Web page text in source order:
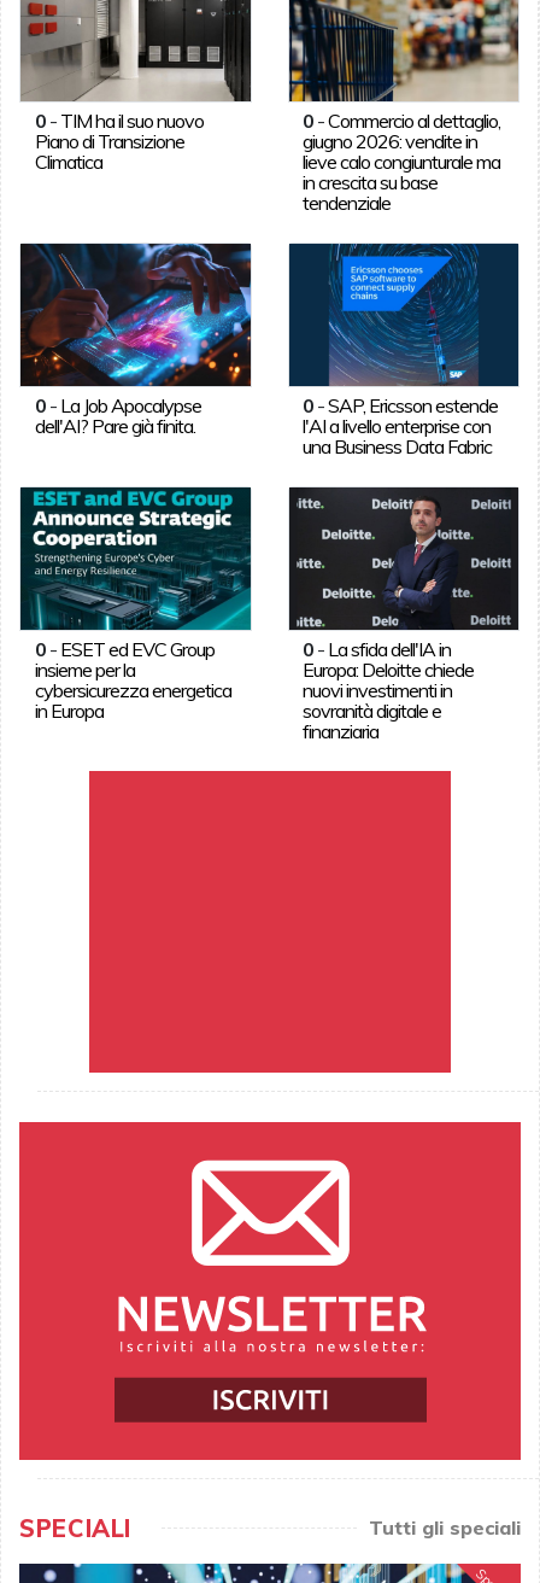
0- TIM ha il suo nuovo
Piano di Transizione
Climatica
0 -Commercio al dettaglio,
giugno 2026: vendite in
lieve calo congiunturale ma
in crescita su base
tendenziale
0- La Job Apocalypse
dell'AI? Pare già finita.
0 -SAP, Ericsson estende
l'AI a livello enterprise con
una Business Data Fabric
0- ESET ed EVC Group
insieme per la
cybersicurezza energetica
in Europa
0 - La sfida dell'IA in
Europa: Deloitte chiede
nuovi investimenti in
sovranità digitale e
finanziaria
SPECIALI Tutti gli speciali